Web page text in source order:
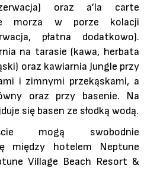
oraz a’la carte
morza w porze kolacji
płatna dodatkowo).
na tarasie (kawa, herbata
oraz kawiarnia Jungle przy
i zimnymi przekąskami, a
oraz przy basenie. Na
się basen ze słodką wodą.
mogą swobodnie
między hotelem Neptune
Village Beach Resort &